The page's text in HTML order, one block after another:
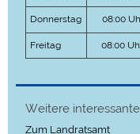
Donnerstag 08:00
Freitag 08:00
Weitere
Zum Landratsamt